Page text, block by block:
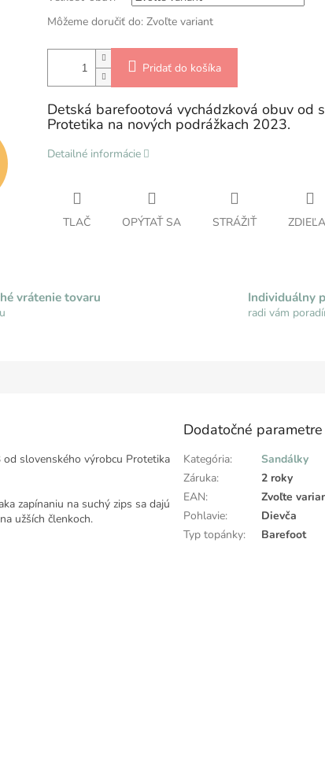
Môžeme doručiť do: Zvoľte variant
Pridať do košíka
Detská barefootová vychádzková obuv od
Protetika na nových podrážkach 2023.
Detailné informácie
TLAČ OPÝTAŤ SA STRÁŽIŤ
vrátenie tovaru Individuálny
radi vám
od slovenského výrobcu Protetika
zapínaniu na suchý zips sa dajú
užších členkoch.
Dodatočné parametre
Kategória:
Sandálky
Záruka:
2 roky
EAN:
Zvoľte
Pohlavie:
Dievča
Typ topánky: Barefoot